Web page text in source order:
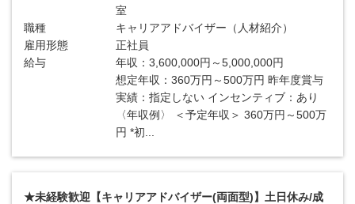
室
職種
キャリアアドバイザー（人材紹介）
雇用形態
正社員
給与
年収：3,600,000円～5,000,000円
想定年収：360万円～500万円 昨年度賞与
実績：指定しない インセンティブ：あり
〈年収例〉 ＜予定年収＞ 360万円～500万
円 *初...
★未経験歓迎【キャリアアドバイザー(両面型)】土日休み/成